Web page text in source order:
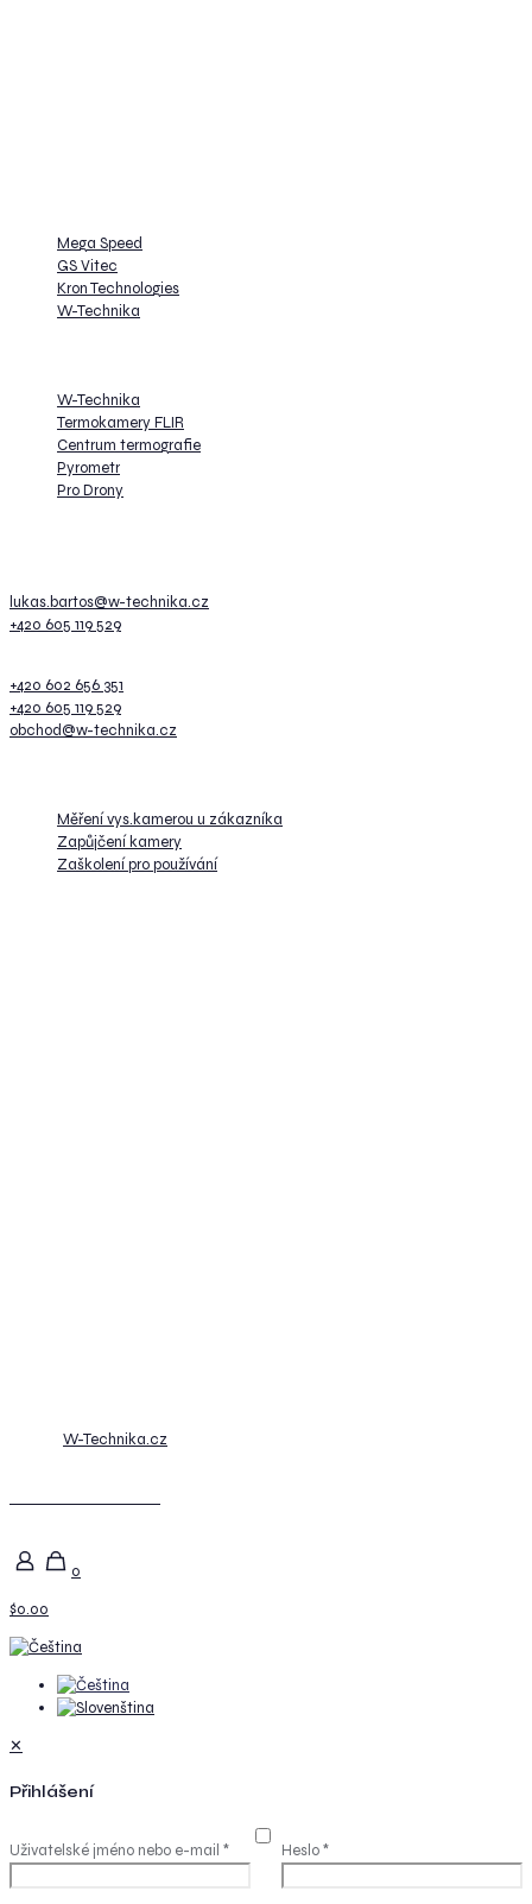
Mega Speed
GS Vitec
Kron Technologies
W-Technika
W-Technika
Termokamery FLIR
Centrum termografie
Pyrometr
Pro Drony
lukas.bartos@w-technika.cz
+420 605 119 529
+420 602 656 351
+420 605 119 529
obchod@w-technika.cz
Měření vys.kamerou u zákazníka
Zapůjčení kamery
Zaškolení pro používání
W-Technika.cz
0
$0.00
✕
Přihlášení
Uživatelské jméno nebo e-mail * Heslo*